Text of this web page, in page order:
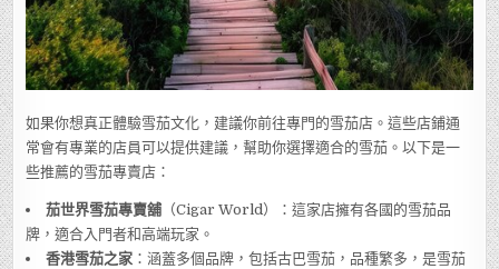
如果你想真正體驗雪茄文化，建議你前往專門的雪茄店。這些店鋪通
常會有專業的店員可以提供建議，幫助你選擇適合的雪茄。以下是一
些推薦的雪茄專賣店：
茄世界雪茄專賣舖 （Cigar World）：這家店擁有各國的雪茄品
牌，適合入門者和高端玩家。
香港雪茄之家 ：涵蓋多個品牌，包括古巴雪茄，品種繁多，是雪茄